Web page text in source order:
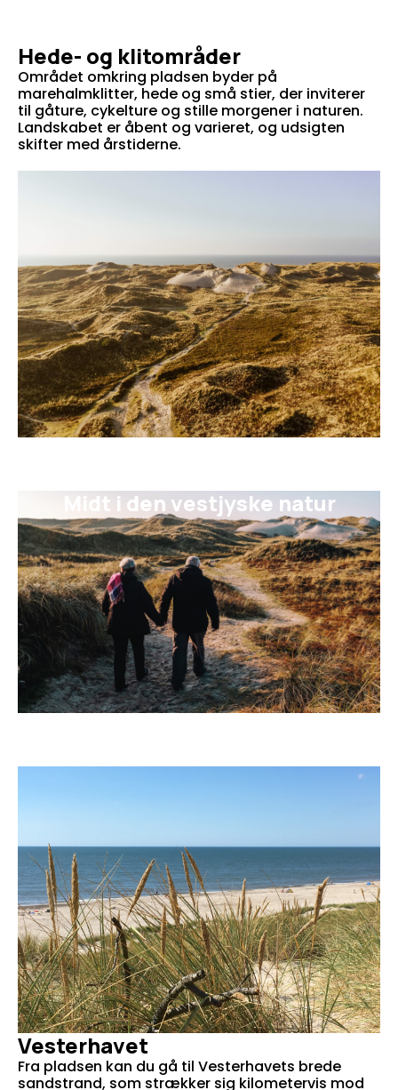
Hede- og klitområder
Området omkring pladsen byder på
marehalmklitter, hede og små stier, der inviterer
til gåture, cykelture og stille morgener i naturen.
Landskabet er åbent og varieret, og udsigten
skifter med årstiderne.
Midt i den vestjyske natur
Vesterhavet
Fra pladsen kan du gå til Vesterhavets brede
sandstrand, som strækker sig kilometervis mod